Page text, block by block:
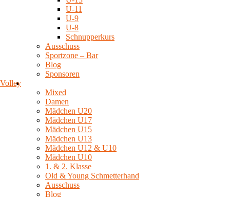
U-11
U-9
U-8
Schnupperkurs
Ausschuss
Sportzone – Bar
Blog
Sponsoren
Volley
Mixed
Damen
Mädchen U20
Mädchen U17
Mädchen U15
Mädchen U13
Mädchen U12 & U10
Mädchen U10
1. & 2. Klasse
Old & Young Schmetterhand
Ausschuss
Blog